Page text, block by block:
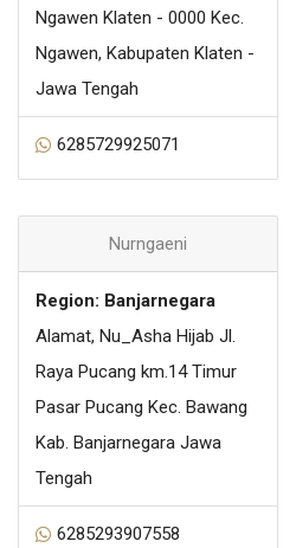
Ngawen Klaten - 0000 Kec.
Ngawen, Kabupaten Klaten -
Jawa Tengah
6285729925071
Nurngaeni
Region: Banjarnegara
Alamat, Nu_Asha Hijab Jl.
Raya Pucang km.14 Timur
Pasar Pucang Kec. Bawang
Kab. Banjarnegara Jawa
Tengah
6285293907558